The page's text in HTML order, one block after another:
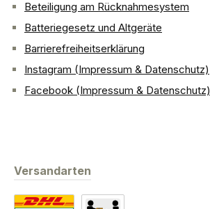
Beteiligung am Rücknahmesystem
Batteriegesetz und Altgeräte
Barrierefreiheitserklärung
Instagram (Impressum & Datenschutz)
Facebook (Impressum & Datenschutz)
Versandarten